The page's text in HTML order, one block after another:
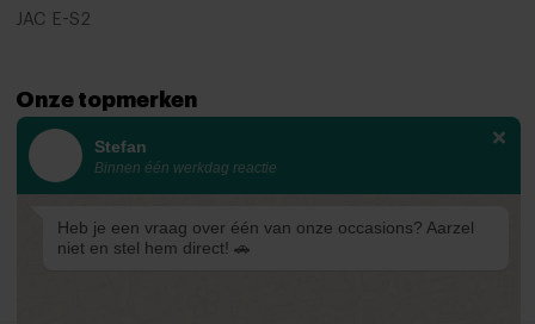
Navigatie
Navigatiesysteem full map
Stuurwiel multifunctioneel
Subwoofer
zelfstandige rijstrookwissel
JAC E-S2
Onze topmerken
KIA
Ford
Mazda
Stefan
Binnen één werkdag reactie
Heb je een vraag over één van onze occasions? Aarzel
niet en stel hem direct! 🚗